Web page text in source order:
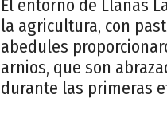
El entorno de Llanas
la agricultura, con
abedules
arnios, que son
durante las primeras